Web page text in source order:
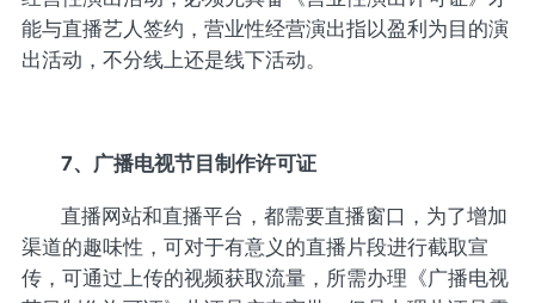
能与直播艺人签约，营业性经营演出指以盈利为目的演
出活动，不分线上还是线下活动。
7、广播电视节目制作许可证
直播网站和直播平台，都需要直播窗口，为了增加
渠道的趣味性，可对于有意义的直播片段进行截取宣
传，可通过上传的视频获取流量，所需办理《广播电视